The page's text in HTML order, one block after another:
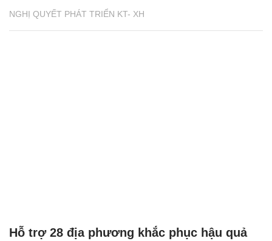
NGHỊ QUYẾT PHÁT TRIỂN KT- XH
Hỗ trợ 28 địa phương khắc phục hậu quả